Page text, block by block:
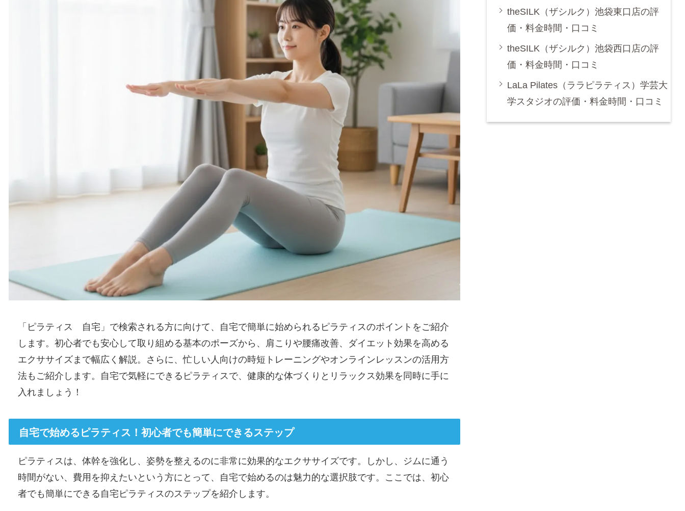
「ピラティス 自宅」で検索される方に向けて、自宅で簡単に始められるピラティスのポイントをご紹介
します。初心者でも安心して取り組める基本のポーズから、肩こりや腰痛改善、ダイエット効果を高める
エクササイズまで幅広く解説。さらに、忙しい人向けの時短トレーニングやオンラインレッスンの活用方
法もご紹介します。自宅で気軽にできるピラティスで、健康的な体づくりとリラックス効果を同時に手に
入れましょう！
自宅で始めるピラティス！初心者でも簡単にできるステップ
ピラティスは、体幹を強化し、姿勢を整えるのに非常に効果的なエクササイズです。しかし、ジムに通う
時間がない、費用を抑えたいという方にとって、自宅で始めるのは魅力的な選択肢です。ここでは、初心
者でも簡単にできる自宅ピラティスのステップを紹介します。
theSILK（ザシルク）池袋東口店の評
価・料金時間・口コミ
theSILK（ザシルク）池袋西口店の評
価・料金時間・口コミ
LaLa Pilates（ララピラティス）学芸大
学スタジオの評価・料金時間・口コミ